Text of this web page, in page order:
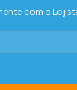
com o